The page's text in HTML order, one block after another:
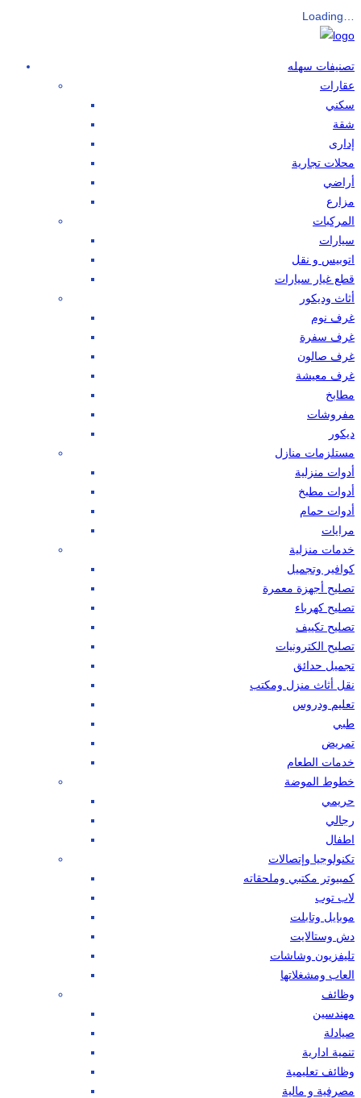
Loading…
تصنيفات سهله
عقارات
سكني
شقة
إدارى
محلات تجارية
أراضي
مزارع
المركبات
سيارات
اتوبيس و نقل
قطع غيار سيارات
أثاث وديكور
غرف نوم
غرف سفرة
غرف صالون
غرف معيشة
مطابخ
مفروشات
ديكور
مستلزمات منازل
أدوات منزلية
أدوات مطبخ
أدوات حمام
مرايات
خدمات منزلية
كوافير وتجميل
تصليح أجهزة معمرة
تصليح كهرباء
تصليح تكييف
تصليح الكترونيات
تجميل حدائق
نقل أثاث منزل ومكتب
تعليم ودروس
طبي
تمريض
خدمات الطعام
خطوط الموضة
حريمي
رجالي
اطفال
تكنولوجيا وإتصالات
كمبيوتر مكتبي وملحقاته
لاب توب
موبايل وتابلت
دش وستالايت
تليفزيون وشاشات
العاب ومشغلاتها
وظائف
مهندسين
صيادلة
تنمية ادارية
وظائف تعليمية
مصرفية و مالية